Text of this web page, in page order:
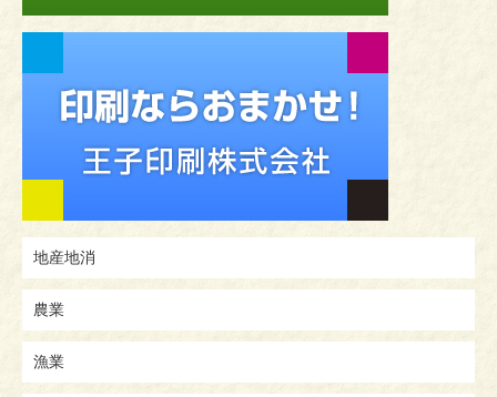
地産地消
農業
漁業